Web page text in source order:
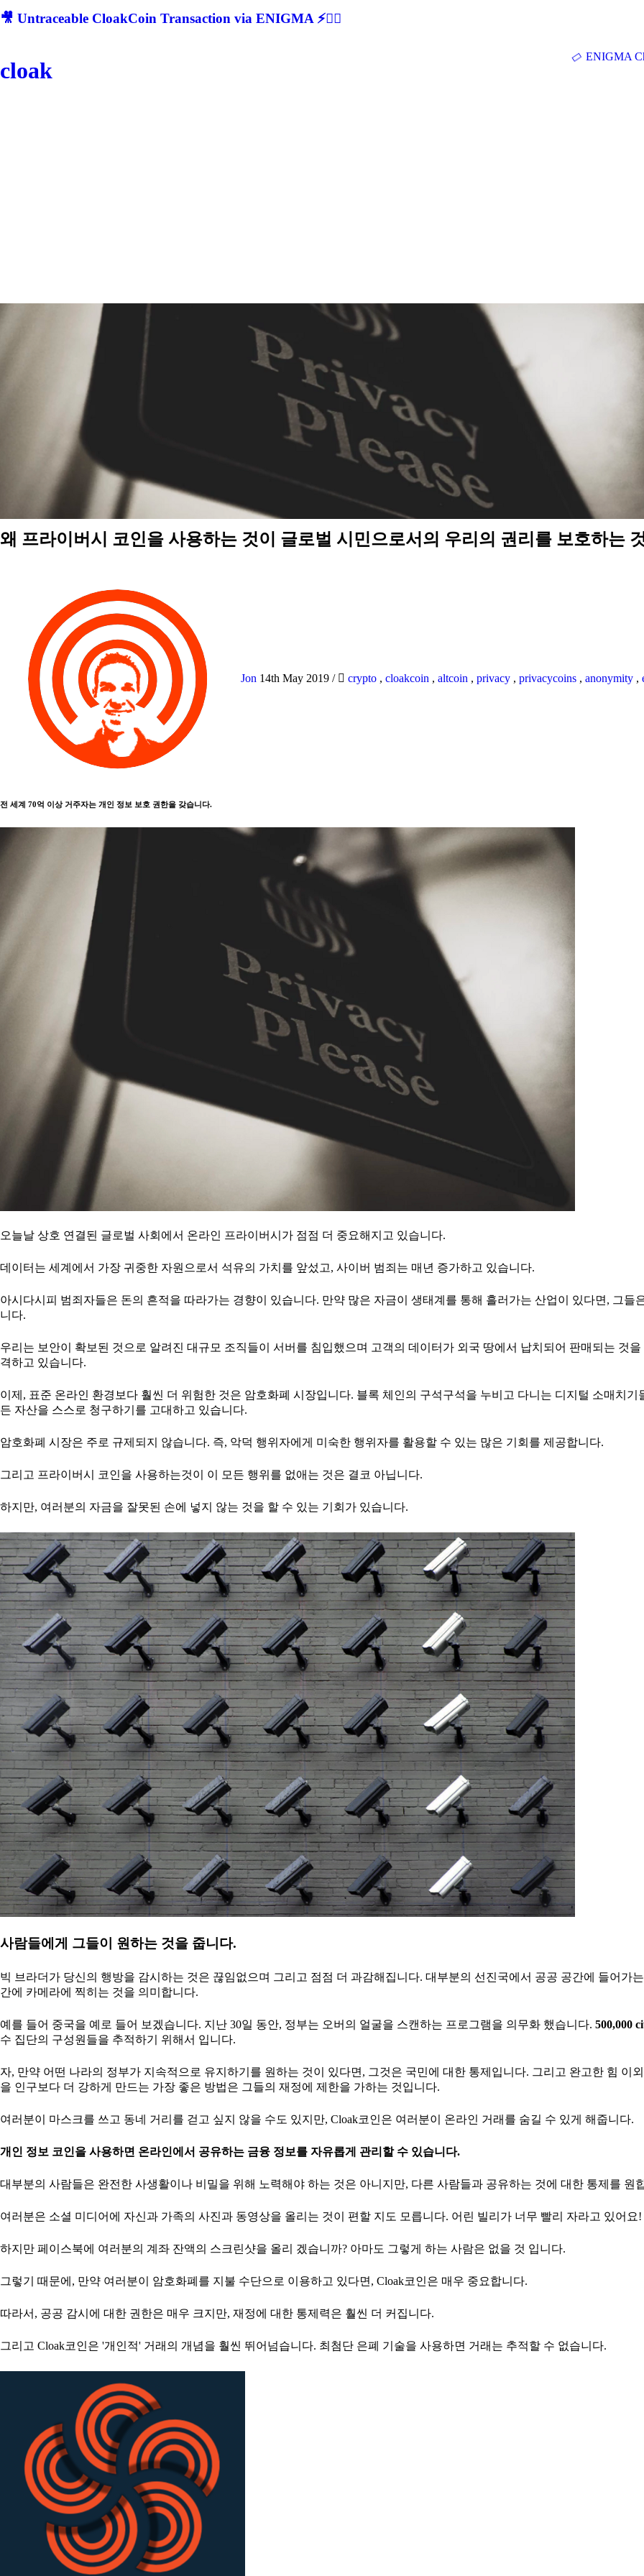
🎥 Untraceable CloakCoin Transaction via ENIGMA ⚡🕵‍♂
cloak
ENIGMA
왜 프라이버시 코인을 사용하는 것이 글로벌 시민으로서의 우리의 권리를 보호하는
Jon 14th May 2019 / crypto , cloakcoin , altcoin , privacy , privacycoins , anonymity ,
전 세계 70억 이상 거주자는 개인 정보 보호 권한을 갖습니다.
오늘날 상호 연결된 글로벌 사회에서 온라인 프라이버시가 점점 더 중요해지고 있습니다.
데이터는 세계에서 가장 귀중한 자원으로서 석유의 가치를 앞섰고, 사이버 범죄는 매년 증가하고 있습니다.
아시다시피 범죄자들은 돈의 흔적을 따라가는 경향이 있습니다. 만약 많은 자금이 생태계를 통해 흘러가는 산업이 있다면, 그들
니다.
우리는 보안이 확보된 것으로 알려진 대규모 조직들이 서버를 침입했으며 고객의 데이터가 외국 땅에서 납치되어 판매되는 것
격하고 있습니다.
이제, 표준 온라인 환경보다 훨씬 더 위험한 것은 암호화폐 시장입니다. 블록 체인의 구석구석을 누비고 다니는 디지털 소매치기
든 자산을 스스로 청구하기를 고대하고 있습니다.
암호화폐 시장은 주로 규제되지 않습니다. 즉, 악덕 행위자에게 미숙한 행위자를 활용할 수 있는 많은 기회를 제공합니다.
그리고 프라이버시 코인을 사용하는것이 이 모든 행위를 없애는 것은 결코 아닙니다.
하지만, 여러분의 자금을 잘못된 손에 넣지 않는 것을 할 수 있는 기회가 있습니다.
사람들에게 그들이 원하는 것을 줍니다.
빅 브라더가 당신의 행방을 감시하는 것은 끊임없으며 그리고 점점 더 과감해집니다. 대부분의 선진국에서 공공 공간에 들어가
간에 카메라에 찍히는 것을 의미합니다.
예를 들어 중국을 예로 들어 보겠습니다. 지난 30일 동안, 정부는 오버의 얼굴을 스캔하는 프로그램을 의무화 했습니다. 500,000
수 집단의 구성원들을 추적하기 위해서 입니다.
자, 만약 어떤 나라의 정부가 지속적으로 유지하기를 원하는 것이 있다면, 그것은 국민에 대한 통제입니다. 그리고 완고한 힘 이
을 인구보다 더 강하게 만드는 가장 좋은 방법은 그들의 재정에 제한을 가하는 것입니다.
여러분이 마스크를 쓰고 동네 거리를 걷고 싶지 않을 수도 있지만, Cloak코인은 여러분이 온라인 거래를 숨길 수 있게 해줍니다.
개인 정보 코인을 사용하면 온라인에서 공유하는 금융 정보를 자유롭게 관리할 수 있습니다.
대부분의 사람들은 완전한 사생활이나 비밀을 위해 노력해야 하는 것은 아니지만, 다른 사람들과 공유하는 것에 대한 통제를 원
여러분은 소셜 미디어에 자신과 가족의 사진과 동영상을 올리는 것이 편할 지도 모릅니다. 어린 빌리가 너무 빨리 자라고 있어요!
하지만 페이스북에 여러분의 계좌 잔액의 스크린샷을 올리 겠습니까? 아마도 그렇게 하는 사람은 없을 것 입니다.
그렇기 때문에, 만약 여러분이 암호화폐를 지불 수단으로 이용하고 있다면, Cloak코인은 매우 중요합니다.
따라서, 공공 감시에 대한 권한은 매우 크지만, 재정에 대한 통제력은 훨씬 더 커집니다.
그리고 Cloak코인은 '개인적' 거래의 개념을 훨씬 뛰어넘습니다. 최첨단 은폐 기술을 사용하면 거래는 추적할 수 없습니다.